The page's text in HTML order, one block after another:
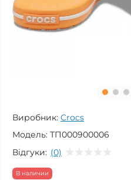
Виробник: Crocs
Модель: ТП000900006
Відгуки: (0)
В наличии